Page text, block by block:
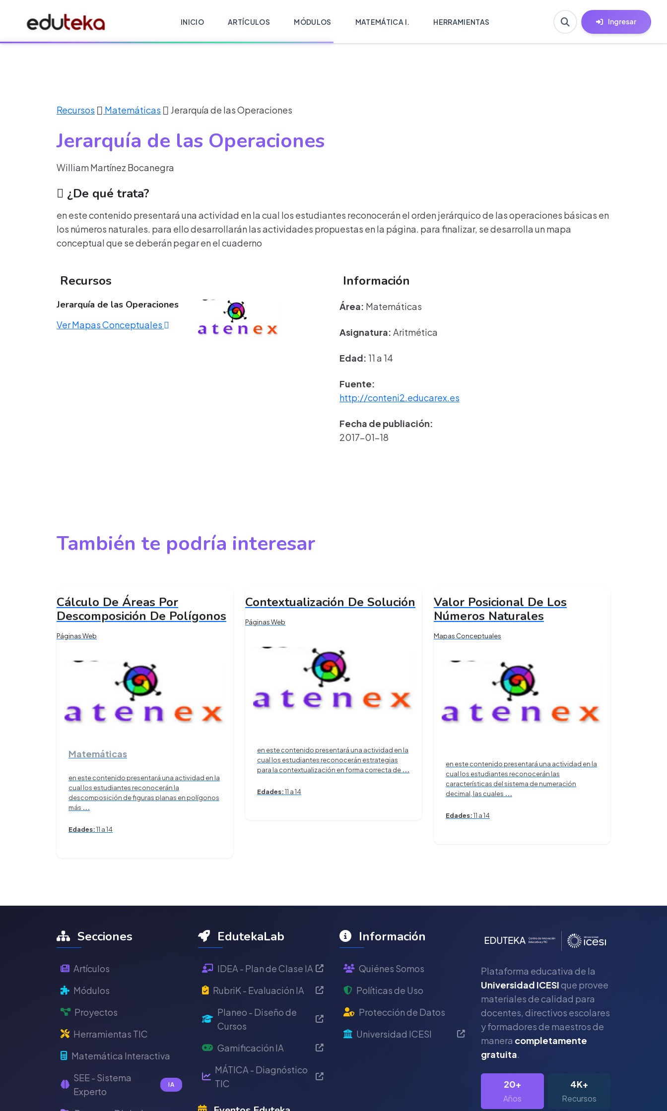
INICIO ARTÍCULOS MÓDULOS MATEMÁTICA I. HERRAMIENTAS Ingresar
Recursos Matemáticas Jerarquía de las Operaciones
Jerarquía de las Operaciones
William Martínez Bocanegra
¿De qué trata?
en este contenido presentará una actividad en la cual los estudiantes reconocerán el orden jerárquico de las operaciones básicas en
los números naturales. para ello desarrollarán las actividades propuestas en la página. para finalizar, se desarrolla un mapa
conceptual que se deberán pegar en el cuaderno
Recursos
Jerarquía de las Operaciones
Ver Mapas Conceptuales
Información
Área: Matemáticas
Asignatura: Aritmética
Edad: 11 a 14
Fuente:
http://conteni2.educarex.es
Fecha de publiación:
2017-01-18
También te podría interesar
Cálculo De Áreas Por
Descomposición De Polígonos
Páginas Web
Matemáticas
en este contenido presentará una actividad en la
cual los estudiantes reconocerán la
descomposición de figuras planas en polígonos
más ...
Edades:11 a 14
Contextualización De Solución
Páginas Web
en este contenido presentará una actividad en la
cual los estudiantes reconocerán estrategias
para la contextualización en forma correcta de ...
Edades:11 a 14
Valor Posicional De Los
Números Naturales
Mapas Conceptuales
en este contenido presentará una actividad en la
cual los estudiantes reconocerán las
características del sistema de numeración
decimal, las cuales ...
Edades:11 a 14
Secciones
Artículos
Módulos
Proyectos
Herramientas TIC
Matemática Interactiva
SEE - Sistema
Experto
IA
EdutekaLab
IDEA - Plan de Clase IA
RubriK - Evaluación IA
Planeo - Diseño de
Cursos
Gamificación IA
MÁTICA - Diagnóstico
TIC
Información
Quiénes Somos
Políticas de Uso
Protección de Datos
Universidad ICESI
Plataforma educativa de la
Universidad ICESIque provee
materiales de calidad para
docentes, directivos escolares
y formadores de maestros de
manera completamente
gratuita.
20+
Años
4K+
Recursos